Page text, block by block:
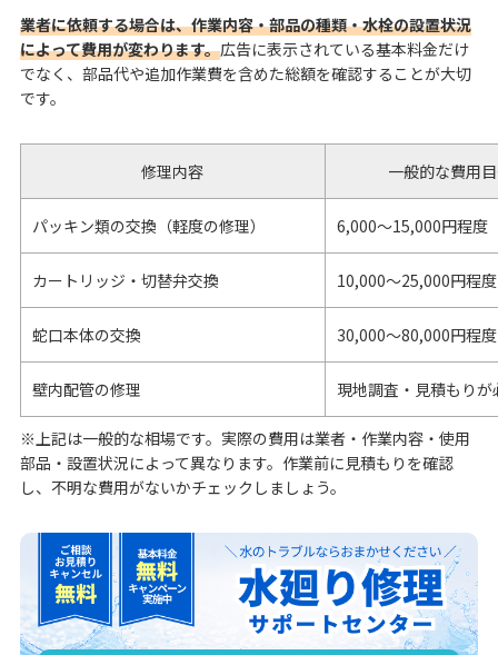
業者に依頼する場合は、作業内容・部品の種類・水栓の設置状況
によって費用が変わります。広告に表示されている基本料金だけ
でなく、部品代や追加作業費を含めた総額を確認することが大切
です。
修理内容 一般的な費用
パッキン類の交換（軽度の修理） 6,000〜15,000円程度
カートリッジ・切替弁交換 10,000〜25,000円程度
蛇口本体の交換 30,000〜80,000円程度
壁内配管の修理 現地調査・見積もりが
※上記は一般的な相場です。実際の費用は業者・作業内容・使用
部品・設置状況によって異なります。作業前に見積もりを確認
し、不明な費用がないかチェックしましょう。